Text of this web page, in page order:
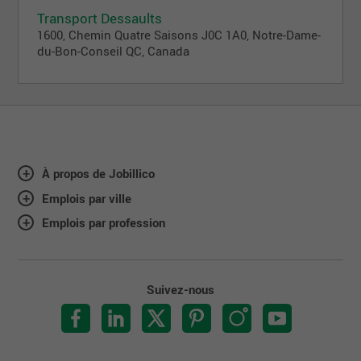
Transport Dessaults
1600, Chemin Quatre Saisons J0C 1A0, Notre-Dame-
du-Bon-Conseil QC, Canada
À propos de Jobillico
Emplois par ville
Emplois par profession
Suivez-nous